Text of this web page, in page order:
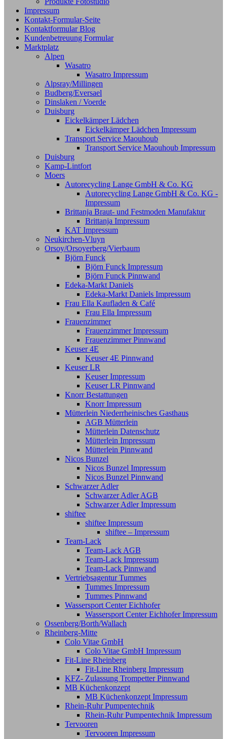
Impressum
Kontakt-Formular-Seite
Kontaktformular Blog
Kundenbetreuung Formular
Marktplatz
Alpen
Wasatro
Wasatro Impressum
Alpsray/Millingen
Budberg/Eversael
Dinslaken / Voerde
Duisburg
Eickelkämper Lädchen
Eickelkämper Lädchen Impressum
Transport Service Maouhoub
Transport Service Maouhoub Impressum
Duisburg
Kamp-Lintfort
Moers
Autorecycling Lange GmbH & Co. KG
Autorecycling Lange GmbH & Co. KG -
Impressum
Brittanja Braut- und Festmoden Manufaktur
Brittanja Impressum
KAT Impressum
Neukirchen-Vluyn
Orsoy/Orsoyerberg/Vierbaum
Björn Funck
Björn Funck Impressum
Björn Funck Pinnwand
Edeka-Markt Daniels
Edeka-Markt Daniels Impressum
Frau Ella Kaufladen & Café
Frau Ella Impressum
Frauenzimmer
Frauenzimmer Impressum
Frauenzimmer Pinnwand
Keuser 4E
Keuser 4E Pinnwand
Keuser LR
Keuser Impressum
Keuser LR Pinnwand
Knorr Bestattungen
Knorr Impressum
Mütterlein Niederrheinisches Gasthaus
AGB Mütterlein
Mütterlein Datenschutz
Mütterlein Impressum
Mütterlein Pinnwand
Nicos Bunzel
Nicos Bunzel Impressum
Nicos Bunzel Pinnwand
Schwarzer Adler
Schwarzer Adler AGB
Schwarzer Adler Impressum
shiftee
shiftee Impressum
shiftee – Impressum
Team-Lack
Team-Lack AGB
Team-Lack Impressum
Team-Lack Pinnwand
Vertriebsagentur Tummes
Tummes Impressum
Tummes Pinnwand
Wassersport Center Eichhofer
Wassersport Center Eichhofer Impressum
Ossenberg/Borth/Wallach
Rheinberg-Mitte
Colo Vitae GmbH
Colo Vitae GmbH Impressum
Fit-Line Rheinberg
Fit-Line Rheinberg Impressum
KFZ- Zulassung Trompetter Pinnwand
MB Küchenkonzept
MB Küchenkonzept Impressum
Rhein-Ruhr Pumpentechnik
Rhein-Ruhr Pumpentechnik Impressum
Tervooren
Tervooren Impressum